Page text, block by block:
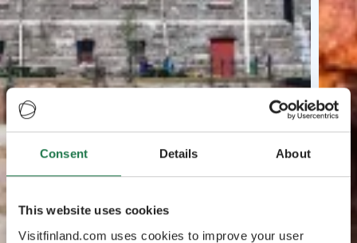
Consent Details About
This website uses cookies
Visitfinland.com uses cookies to improve your user